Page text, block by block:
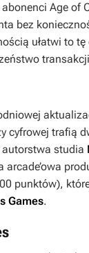
Age of
bez
ułatwi to
cyfrowej trafią
studia
arcade’owa
punktów),
Games.